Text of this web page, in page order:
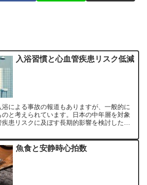
入浴習慣と心血管疾患リスク低減
による事故の報道もありますが、一般的に
と考えられています。日本の中年層を対象
患リスクに及ぼす長期的影響を検討した大
魚食と安静時心拍数